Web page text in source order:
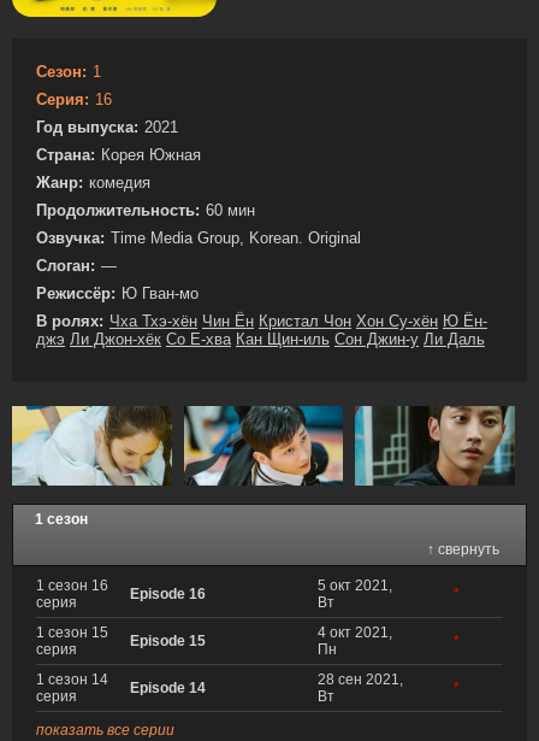
Сезон: 1
Серия: 16
Год выпуска: 2021
Страна: Корея Южная
Жанр: комедия
Продолжительность: 60 мин
Озвучка: Time Media Group, Korean. Original
Слоган: —
Режиссёр: Ю Гван-мо
В ролях: Чха Тхэ-хён Чин Ён Кристал Чон Хон Су-хён Ю Ён-
джэ Ли Джон-хёк Со Е-хва Кан Щин-иль Сон Джин-у Ли Даль
1 сезон
↑ свернуть
1 сезон 16
серия
Episode 16
5 окт 2021,
Вт
*
1 сезон 15
серия
Episode 15
4 окт 2021,
Пн
*
1 сезон 14
серия
Episode 14
28 сен 2021,
Вт
*
показать все серии